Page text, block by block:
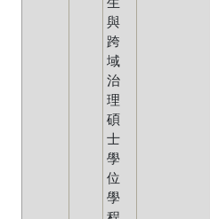
與
跨
域
治
理
碩
士
學
位
學